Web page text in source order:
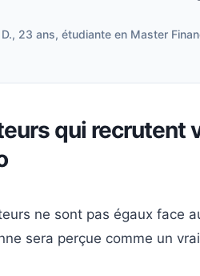
23 ans, étudiante en Master
qui recrutent
ne sont pas égaux face
sera perçue comme un